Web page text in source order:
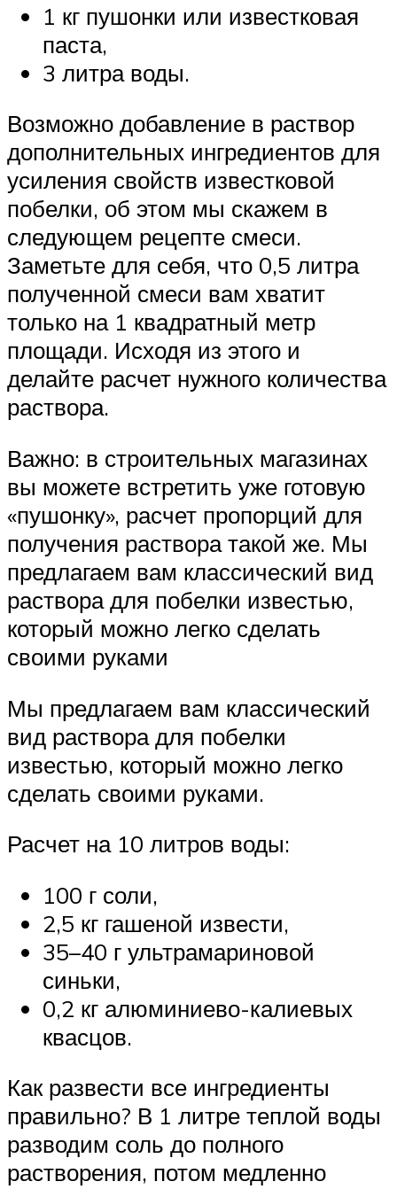
1 кг пушонки или известковая
паста,
3 литра воды.
Возможно добавление в раствор
дополнительных ингредиентов для
усиления свойств известковой
побелки, об этом мы скажем в
следующем рецепте смеси.
Заметьте для себя, что 0,5 литра
полученной смеси вам хватит
только на 1 квадратный метр
площади. Исходя из этого и
делайте расчет нужного количества
раствора.
Важно: в строительных магазинах
вы можете встретить уже готовую
«пушонку», расчет пропорций для
получения раствора такой же. Мы
предлагаем вам классический вид
раствора для побелки известью,
который можно легко сделать
своими руками
Мы предлагаем вам классический
вид раствора для побелки
известью, который можно легко
сделать своими руками.
Расчет на 10 литров воды:
100 г соли,
2,5 кг гашеной извести,
35–40 г ультрамариновой
синьки,
0,2 кг алюминиево-калиевых
квасцов.
Как развести все ингредиенты
правильно? В 1 литре теплой воды
разводим соль до полного
растворения, потом медленно